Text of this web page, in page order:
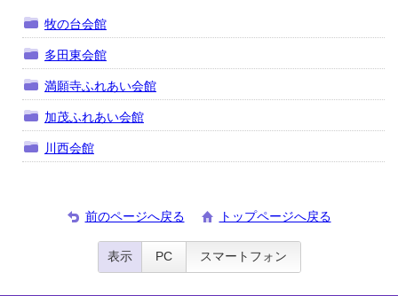
牧の台会館
多田東会館
満願寺ふれあい会館
加茂ふれあい会館
川西会館
前のページへ戻る トップページへ戻る
表示 PC スマートフォン